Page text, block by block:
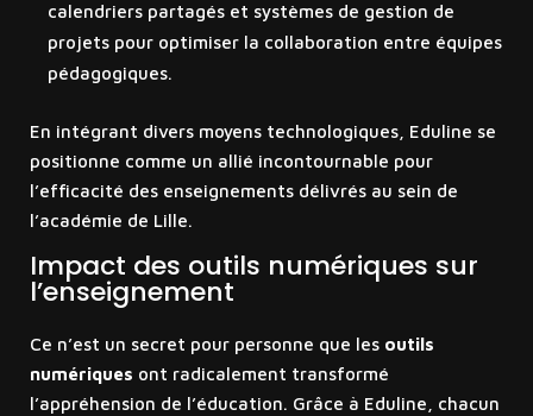
calendriers partagés et systèmes de gestion de
projets pour optimiser la collaboration entre équipes
pédagogiques.
En intégrant divers moyens technologiques, Eduline se
positionne comme un allié incontournable pour
l’efficacité des enseignements délivrés au sein de
l’académie de Lille.
Impact des outils numériques sur
l’enseignement
Ce n’est un secret pour personne que les outils
numériques ont radicalement transformé
l’appréhension de l’éducation. Grâce à Eduline, chacun